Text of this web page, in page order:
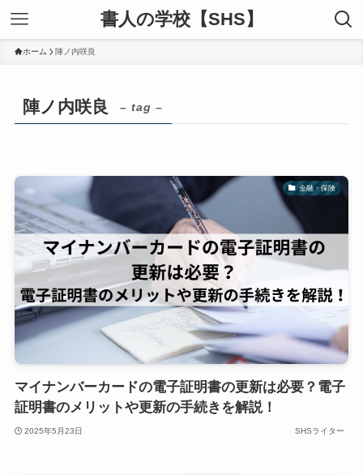
書人の学校【SHS】
ホーム 陣ノ内咲良
陣ノ内咲良 – tag –
金融・保険
マイナンバーカードの電子証明書の更新は必要？電子
証明書のメリットや更新の手続きを解説！
2025年5月23日 SHSライター